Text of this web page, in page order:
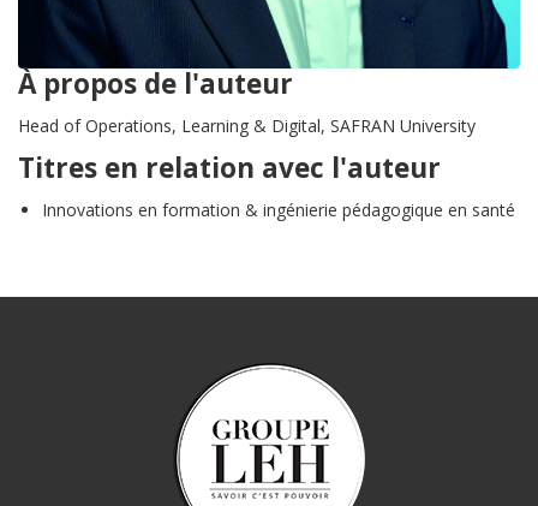
À propos de l'auteur
Head of Operations, Learning & Digital, SAFRAN University
Titres en relation avec l'auteur
Innovations en formation & ingénierie pédagogique en santé